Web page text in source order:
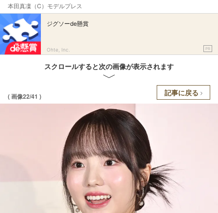
本田真凜（C）モデルプレス
ジグソーde懸賞
Ohte, Inc. PR
スクロールすると次の画像が表示されます
( 画像22/41 ) 記事に戻る